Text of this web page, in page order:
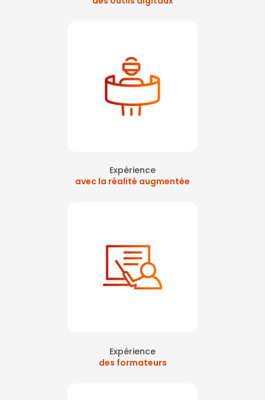
Expérience
avec la réalité augmentée
Expérience
des formateurs